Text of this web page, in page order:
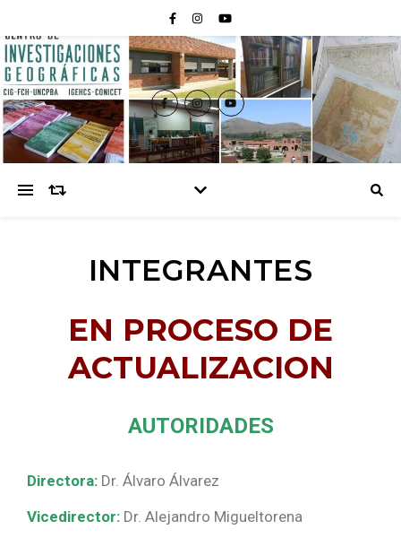
INTEGRANTES
EN PROCESO DE
ACTUALIZACION
AUTORIDADES
Directora: Dr. Álvaro Álvarez
Vicedirector: Dr. Alejandro Migueltorena